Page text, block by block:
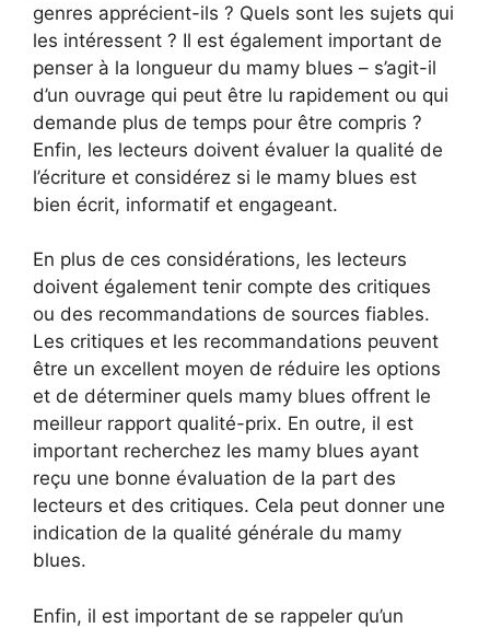
genres apprécient-ils ? Quels sont les sujets qui
les intéressent ? Il est également important de
penser à la longueur du mamy blues – s’agit-il
d’un ouvrage qui peut être lu rapidement ou qui
demande plus de temps pour être compris ?
Enfin, les lecteurs doivent évaluer la qualité de
l’écriture et considérez si le mamy blues est
bien écrit, informatif et engageant.
En plus de ces considérations, les lecteurs
doivent également tenir compte des critiques
ou des recommandations de sources fiables.
Les critiques et les recommandations peuvent
être un excellent moyen de réduire les options
et de déterminer quels mamy blues offrent le
meilleur rapport qualité-prix. En outre, il est
important recherchez les mamy blues ayant
reçu une bonne évaluation de la part des
lecteurs et des critiques. Cela peut donner une
indication de la qualité générale du mamy
blues.
Enfin, il est important de se rappeler qu’un